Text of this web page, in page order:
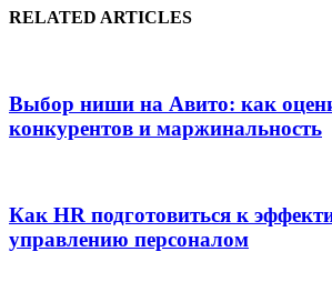
RELATED ARTICLES
Выбор ниши на Авито: как
конкурентов и маржинальность
Как HR подготовиться к
управлению персоналом